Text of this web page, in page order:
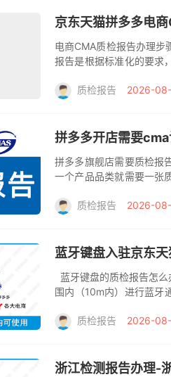
京东天猫拼多多电
电商CMA质检报告办理步
报告是根据标准化的要求
体。在经济...
质检报告 2026-
拼多多开店需要cma
拼多多旗舰店需要质检报
一个产品品类就需要一张
找贝斯通申请...
质检报告 2026-
蓝牙键盘入驻京东
蓝牙键盘的质检报告怎
围内（10m内）进行蓝牙
质检报告 2026-
浙江检测报告办理-